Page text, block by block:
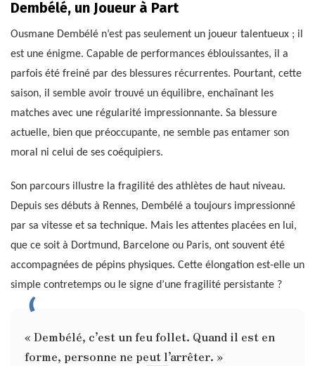
Dembélé, un Joueur à Part
Ousmane Dembélé n’est pas seulement un joueur talentueux ; il
est une énigme. Capable de performances éblouissantes, il a
parfois été freiné par des blessures récurrentes. Pourtant, cette
saison, il semble avoir trouvé un équilibre, enchaînant les
matches avec une régularité impressionnante. Sa blessure
actuelle, bien que préoccupante, ne semble pas entamer son
moral ni celui de ses coéquipiers.
Son parcours illustre la fragilité des athlètes de haut niveau.
Depuis ses débuts à Rennes, Dembélé a toujours impressionné
par sa vitesse et sa technique. Mais les attentes placées en lui,
que ce soit à Dortmund, Barcelone ou Paris, ont souvent été
accompagnées de pépins physiques. Cette élongation est-elle un
simple contretemps ou le signe d’une fragilité persistante ?
« Dembélé, c’est un feu follet. Quand il est en
forme, personne ne peut l’arrêter. »